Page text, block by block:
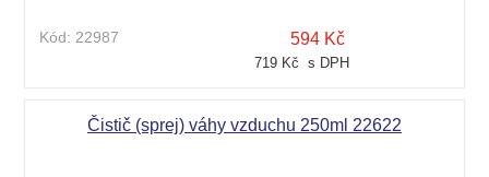
Kód: 22987 594 Kč
719 Kč s DPH
Čistič (sprej) váhy vzduchu 250ml 22622